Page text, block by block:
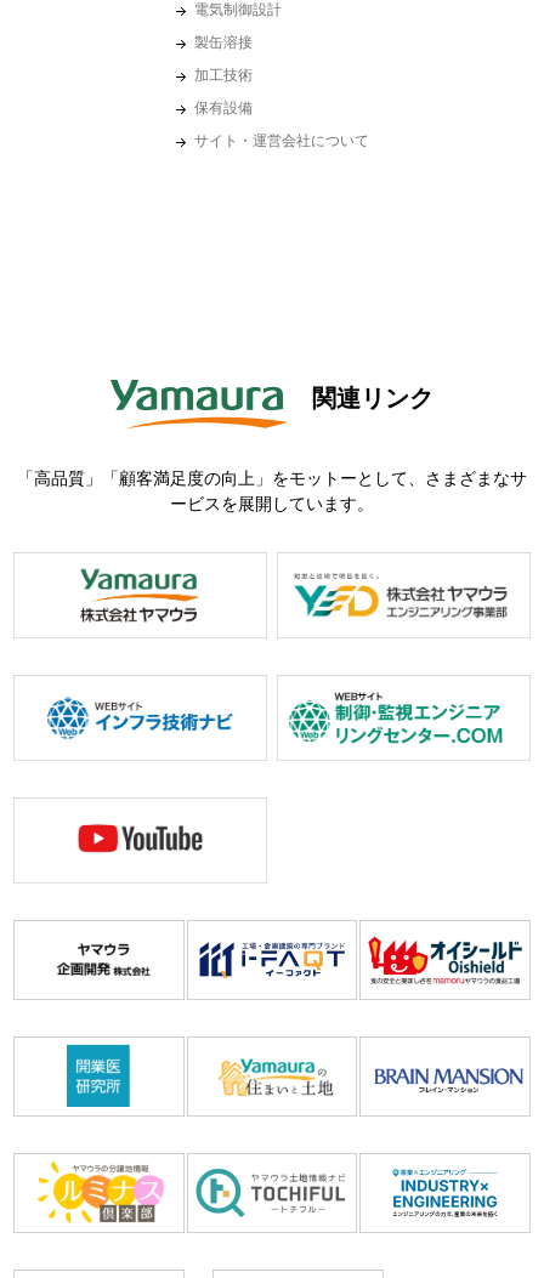
電気制御設計
製缶溶接
加工技術
保有設備
サイト・運営会社について
関連リンク
「高品質」「顧客満足度の向上」をモットーとして、さまざまなサ
ービスを展開しています。